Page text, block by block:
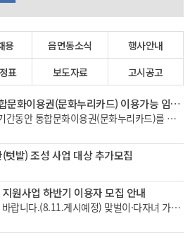
용 읍면동소식
행사안내
표 보도자료 고시공고
2026군산국가유산야행 통합문화이용권(문화누리카드) 이용가능 임시가맹점 안내
2026군산국가유산야행 행사기간동안 통합문화이용권(문화누리카드)를 이용할 수 있는 임시가맹점 51개소를 안내드립니다.※ 1~45번 : 실제 매장위치, 46~51번 (노란색표시 6군데): 해망굴일원 임시부스내에서 문화누리카드 결제가능
밭) 조성 사업 대상 추가모집
원사업 하반기 이용자 모집 안내
※붙임의 공고문을 필히 확인 바랍니다.(8.11.게시예정) 맞벌이·다자녀 가정 등의 가사노동 부담을 경감하고 일·생활 균형 지원을 위한 「군산형 가사서비스 지원사업」하반기 이용자를 다음과 같이 추가 모집하오니 많은 참여 바랍니다. 1